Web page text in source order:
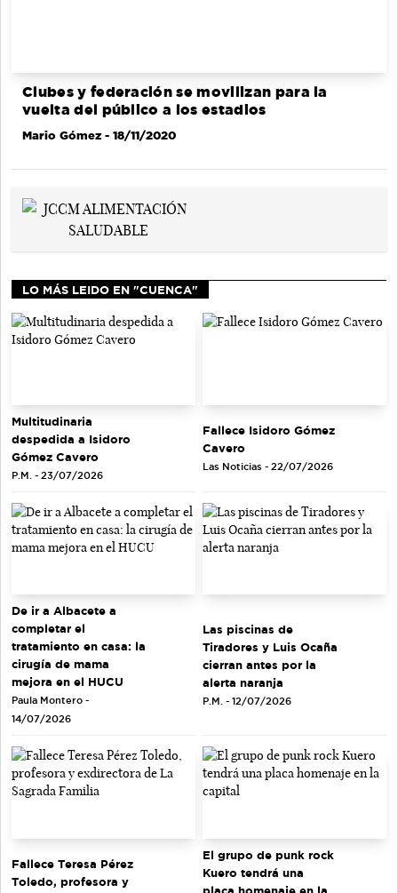
Clubes y federación se movilizan para la
vuelta del público a los estadios
Mario Gómez - 18/11/2020
LO MÁS LEIDO EN "CUENCA"
Multitudinaria
despedida a Isidoro
Gómez Cavero
P.M. - 23/07/2026
Fallece Isidoro Gómez
Cavero
Las Noticias - 22/07/2026
De ir a Albacete a
completar el
tratamiento en casa: la
cirugía de mama
mejora en el HUCU
Paula Montero -
14/07/2026
Las piscinas de
Tiradores y Luis Ocaña
cierran antes por la
alerta naranja
P.M. - 12/07/2026
Fallece Teresa Pérez
Toledo, profesora y
El grupo de punk rock
Kuero tendrá una
placa homenaje en la